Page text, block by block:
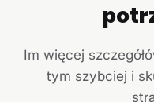
Im więcej
tym szybciej i